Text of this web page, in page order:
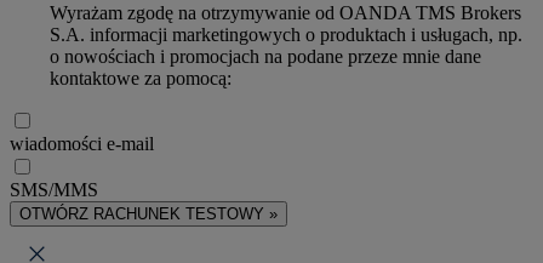
Wyrażam zgodę na otrzymywanie od OANDA TMS Brokers
S.A. informacji marketingowych o produktach i usługach, np.
o nowościach i promocjach na podane przeze mnie dane
kontaktowe za pomocą:
wiadomości e-mail
SMS/MMS
OTWÓRZ RACHUNEK TESTOWY »